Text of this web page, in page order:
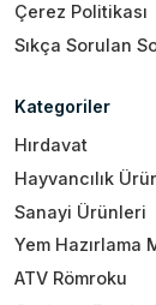
Çerez Politikası
Sıkça Sorulan
Kategoriler
Hırdavat
Hayvancılık
Sanayi Ürünleri
Yem Hazırlama
ATV Römroku